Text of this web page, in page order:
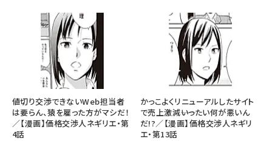
値切り交渉できないWeb担当者
は要らん、猿を雇った方がマシだ！
／【漫画】価格交渉人ネギリエ・第
4話
かっこよくリニューアルしたサイト
で売上激減――いったい何が悪いん
だ!?／【漫画】価格交渉人ネギリ
エ・第13話